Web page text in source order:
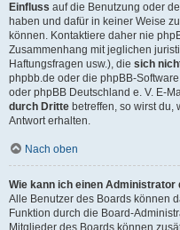
Einfluss auf die Benutzung oder
haben und dafür in keiner Weise
können. Kontaktiere daher nie
Zusammenhang mit jeglichen
Haftungsfragen usw.), die sich
phpbb.de oder die phpBB-
oder phpBB Deutschland e. V. E-
durch Dritte betreffen, so wirst du,
Antwort erhalten.
Nach oben
Wie kann ich einen
Alle Benutzer des Boards können
Funktion durch die Board-
Mitglieder des Boards können